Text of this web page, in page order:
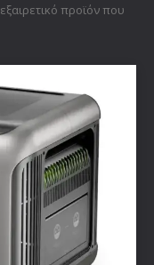
προϊόν που